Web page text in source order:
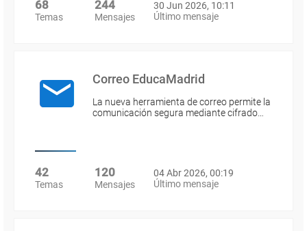
68
Temas
244
Mensajes
30 Jun 2026, 10:11
Último mensaje
Correo EducaMadrid
La nueva herramienta de correo permite la
comunicación segura mediante cifrado…
42
Temas
120
Mensajes
04 Abr 2026, 00:19
Último mensaje